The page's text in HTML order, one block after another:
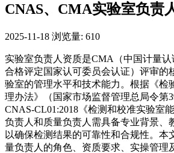
CNAS、CMA实验室负责
2025-11-18 浏览量: 610
实验室负责人资质是CMA（中国计量
合格评定国家认可委员会认证）评审的
验室的管理水平和技术能力。根据《检
理办法》（国家市场监督管理总局令第
CNAS-CL01:2018《检测和校准实验室
负责人和质量负责人需具备专业背景、
以确保检测结果的可靠性和合规性。本
量负责人的角色、资质要求、实操管理